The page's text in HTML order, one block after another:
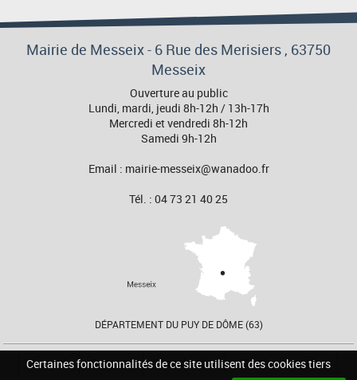
Certaines fonctionnalités de ce site utilisent des cookies tiers
Mairie de Messeix - 6 Rue des Merisiers , 63750
Messeix
Ouverture au public
Lundi, mardi, jeudi 8h-12h / 13h-17h
Mercredi et vendredi 8h-12h
Samedi 9h-12h
Email : mairie-messeix@wanadoo.fr
Tél. : 04 73 21 40 25
DÉPARTEMENT DU PUY DE DÔME (63)
Accueil Contact Plan du site Mentions Légales